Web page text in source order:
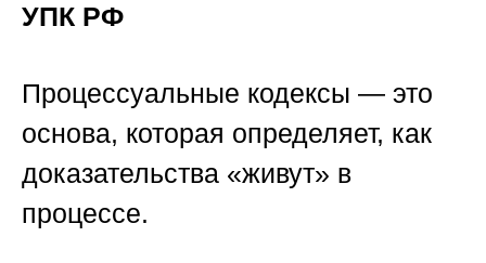
УПК РФ
Процессуальные кодексы — это
основа, которая определяет, как
доказательства «живут» в
процессе.